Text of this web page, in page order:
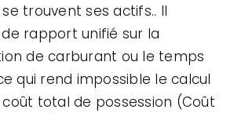
trouvent ses actifs.. Il
rapport unifié sur la
de carburant ou le temps
qui rend impossible le calcul
total de possession (Coût